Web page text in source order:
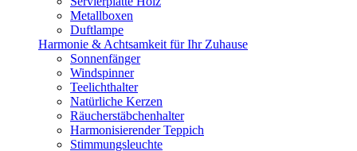
Metallboxen
Duftlampe
Harmonie & Achtsamkeit für Ihr Zuhause
Sonnenfänger
Windspinner
Teelichthalter
Natürliche Kerzen
Räucherstäbchenhalter
Harmonisierender Teppich
Stimmungsleuchte